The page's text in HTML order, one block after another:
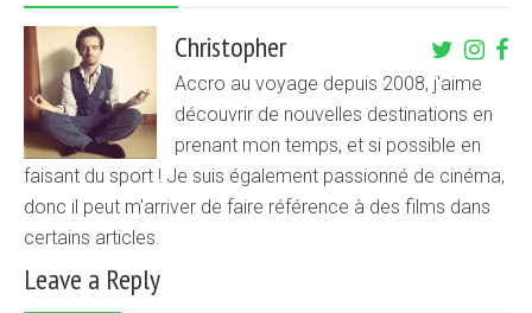
Christopher
Accro au voyage depuis 2008, j'aime
découvrir de nouvelles destinations en
prenant mon temps, et si possible en
faisant du sport ! Je suis également passionné de cinéma,
donc il peut m'arriver de faire référence à des films dans
certains articles.
Leave a Reply